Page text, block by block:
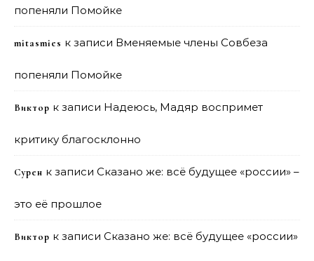
попеняли Помойке
mitasmies к записи Вменяемые члены Совбеза
попеняли Помойке
Виктор к записи Надеюсь, Мадяр воспримет
критику благосклонно
Сурен к записи Сказано же: всё будущее «россии» –
это её прошлое
Виктор к записи Сказано же: всё будущее «россии»